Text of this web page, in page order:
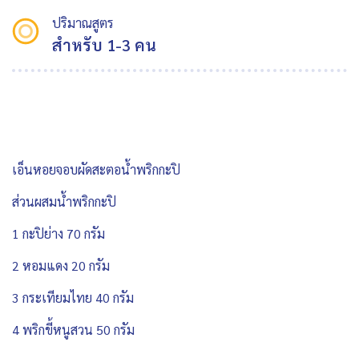
ปริมาณสูตร
สำหรับ 1-3 คน
เอ็นหอยจอบผัดสะตอน้ำพริกกะปิ
ส่วนผสมน้ำพริกกะปิ
1 กะปิย่าง 70 กรัม
2 หอมแดง 20 กรัม
3 กระเทียมไทย 40 กรัม
4 พริกขี้หนูสวน 50 กรัม